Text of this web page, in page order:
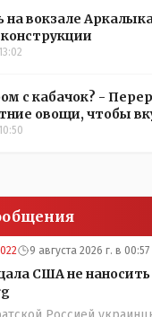
на вокзале
с кабачок? -
овощи, чтобы
9 августа 2026 г. в 00:57
США не